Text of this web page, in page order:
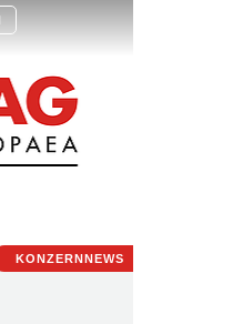
KONZERNNEWS